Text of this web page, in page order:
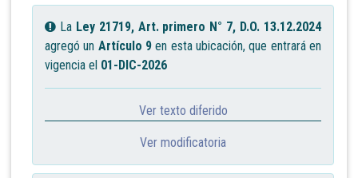
La Ley 21719, Art. primero N° 7, D.O. 13.12.2024
agregó un Artículo 9 en esta ubicación, que entrará en
vigencia el 01-DIC-2026
Ver texto diferido
Ver modificatoria